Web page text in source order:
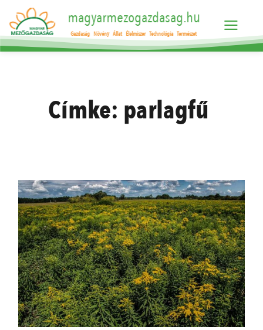
magyarmezogazdasag.hu
Gazdaság Növény Állat Élelmiszer Technológia Természet
Címke: parlagfű